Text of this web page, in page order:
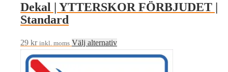
Dekal | YTTERSKOR FÖRBJUDET |
Standard
29 kr inkl. moms Välj alternativDen
här